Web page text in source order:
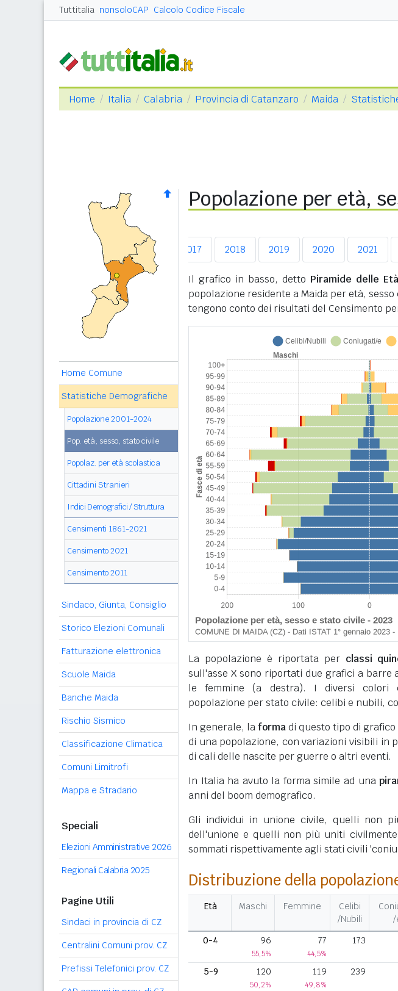
Tuttitalia nonsoloCAP Calcolo Codice Fiscale
Home Italia Calabria Provincia di Catanzaro Maida
Home Comune
Statistiche Demografiche
Popolazione 2001-2024
Pop. età, sesso, stato civile
Popolaz. per età scolastica
Cittadini Stranieri
Indici Demografici / Struttura
Censimenti 1861-2021
Censimento 2021
Censimento 2011
Sindaco, Giunta, Consiglio
Storico Elezioni Comunali
Fatturazione elettronica
Scuole Maida
Banche Maida
Rischio Sismico
Classificazione Climatica
Comuni Limitrofi
Mappa e Stradario
Speciali
Elezioni Amministrative 2026
Regionali Calabria 2025
Pagine Utili
Sindaci in provincia di CZ
Centralini Comuni prov. CZ
Prefissi Telefonici prov. CZ
Popolazione per età,
2015 2016 2017 2018 2019 2020 2021
Il grafico in basso, detto Piramide delle Età
popolazione residente a Maida per età,
tengono conto dei risultati del Censimento
La popolazione è riportata per classi
sull'asse X sono riportati due grafici a barre
le femmine (a destra). I diversi colori
popolazione per stato civile: celibi e nubili,
In generale, la formadi questo tipo di
di una popolazione, con variazioni visibili in
di cali delle nascite per guerre o altri eventi.
In Italia ha avuto la forma simile ad una
anni del boom demografico.
Gli individui in unione civile, quelli non
dell'unione e quelli non più uniti
sommati rispettivamente agli stati civili
Distribuzione della
Età Maschi Femmine
Celibi
/Nubili
/
0-4 96
55,5%
77
44,5%
173
5-9 120
50,2%
119
49,8%
239